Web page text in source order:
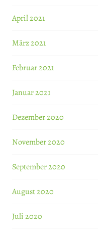
April 2021
März 2021
Februar 2021
Januar 2021
Dezember 2020
November 2020
September 2020
August 2020
Juli 2020